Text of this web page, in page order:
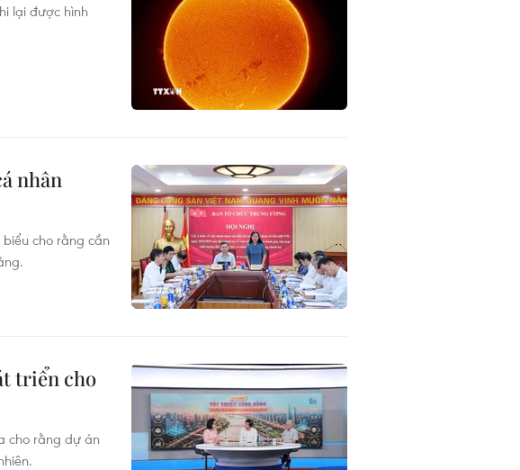
lại được hình
nhân
cho rằng cần
triển cho
cho rằng dự án